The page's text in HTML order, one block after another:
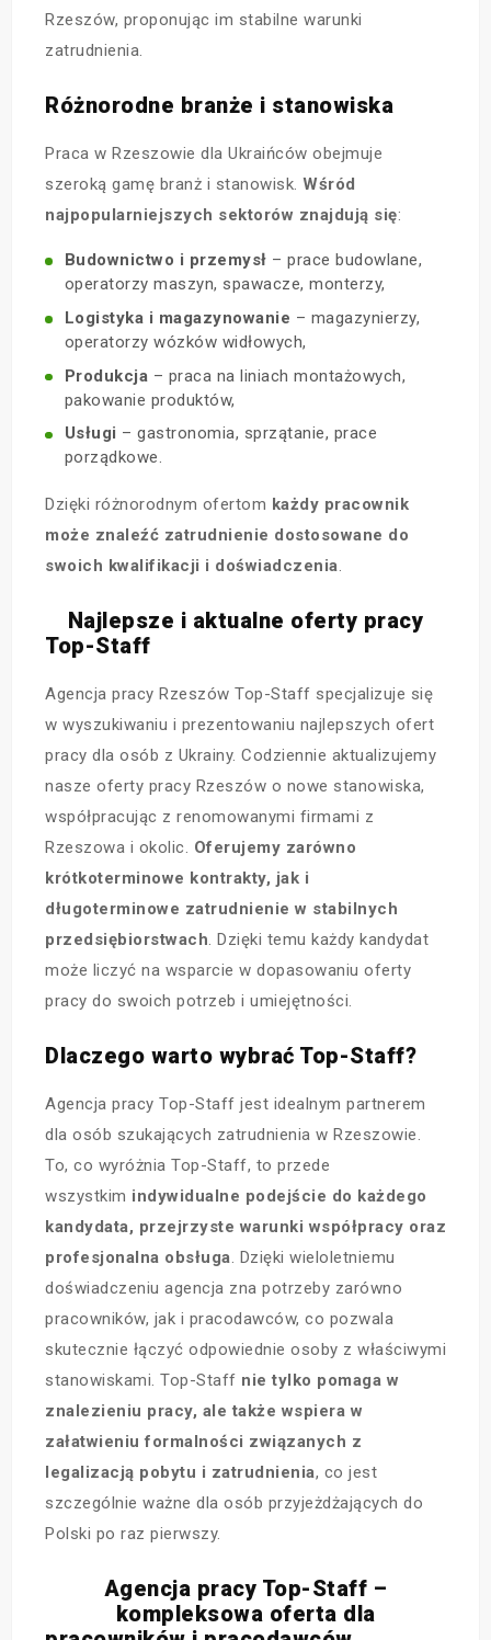
Rzeszów, proponując im stabilne warunki
zatrudnienia.
Różnorodne branże i stanowiska
Praca w Rzeszowie dla Ukraińców obejmuje
szeroką gamę branż i stanowisk. Wśród
najpopularniejszych sektorów znajdują się:
Budownictwo i przemysł – prace budowlane,
operatorzy maszyn, spawacze, monterzy,
Logistyka i magazynowanie – magazynierzy,
operatorzy wózków widłowych,
Produkcja – praca na liniach montażowych,
pakowanie produktów,
Usługi – gastronomia, sprzątanie, prace
porządkowe.
Dzięki różnorodnym ofertom każdy pracownik
może znaleźć zatrudnienie dostosowane do
swoich kwalifikacji i doświadczenia.
Najlepsze i aktualne oferty pracy
Top-Staff
Agencja pracy Rzeszów Top-Staff specjalizuje się
w wyszukiwaniu i prezentowaniu najlepszych ofert
pracy dla osób z Ukrainy. Codziennie aktualizujemy
nasze oferty pracy Rzeszów o nowe stanowiska,
współpracując z renomowanymi firmami z
Rzeszowa i okolic. Oferujemy zarówno
krótkoterminowe kontrakty, jak i
długoterminowe zatrudnienie w stabilnych
przedsiębiorstwach. Dzięki temu każdy kandydat
może liczyć na wsparcie w dopasowaniu oferty
pracy do swoich potrzeb i umiejętności.
Dlaczego warto wybrać Top-Staff?
Agencja pracy Top-Staff jest idealnym partnerem
dla osób szukających zatrudnienia w Rzeszowie.
To, co wyróżnia Top-Staff, to przede
wszystkim indywidualne podejście do każdego
kandydata, przejrzyste warunki współpracy oraz
profesjonalna obsługa. Dzięki wieloletniemu
doświadczeniu agencja zna potrzeby zarówno
pracowników, jak i pracodawców, co pozwala
skutecznie łączyć odpowiednie osoby z właściwymi
stanowiskami. Top-Staff nie tylko pomaga w
znalezieniu pracy, ale także wspiera w
załatwieniu formalności związanych z
legalizacją pobytu i zatrudnienia, co jest
szczególnie ważne dla osób przyjeżdżających do
Polski po raz pierwszy.
Agencja pracy Top-Staff –
kompleksowa oferta dla